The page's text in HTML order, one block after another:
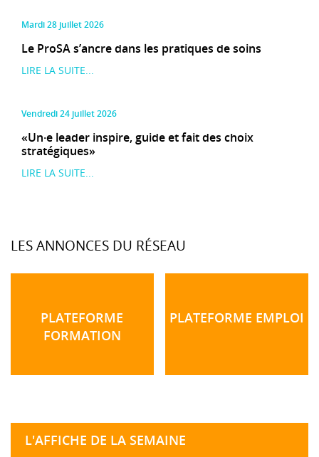
mardi 28 juillet 2026
Le ProSA s’ancre dans les pratiques de soins
LIRE LA SUITE...
vendredi 24 juillet 2026
«Un·e leader inspire, guide et fait des choix
stratégiques»
LIRE LA SUITE...
LES ANNONCES DU RÉSEAU
PLATEFORME
FORMATION
PLATEFORME EMPLOI
L'AFFICHE DE LA SEMAINE